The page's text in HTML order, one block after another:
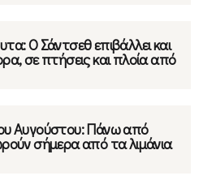
Ο Σάντσεθ επιβάλλει και
σε πτήσεις και πλοία από
Αυγούστου: Πάνω από
σήμερα από τα λιμάνια